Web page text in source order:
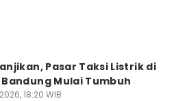
Pasar Taksi Listrik di
Mulai Tumbuh
18:20 WIB